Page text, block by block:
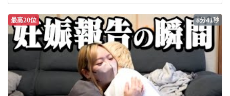
最高20位 8分41秒